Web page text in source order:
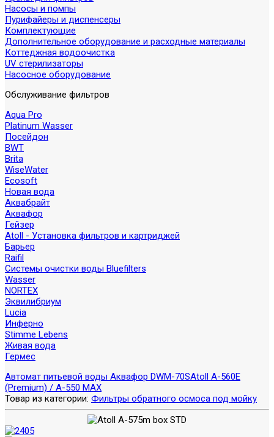
Насосы и помпы
Пурифайеры и диспенсеры
Комплектующие
Дополнительное оборудование и расходные материалы
Коттеджная водоочистка
UV стерилизаторы
Насосное оборудование
Обслуживание фильтров
Aqua Pro
Platinum Wasser
Посейдон
BWT
Brita
WiseWater
Ecosoft
Новая вода
Аквабрайт
Аквафор
Гейзер
Atoll - Установка фильтров и картриджей
Барьер
Raifil
Системы очистки воды Bluefilters
Wasser
NORTEX
Эквилибриум
Lucia
Инферно
Stimme Lebens
Живая вода
Гермес
Автомат питьевой воды Аквафор DWM-70SAtoll A-560E
(Premium) / A-550 MAX
Товар из категории: Фильтры обратного осмоса под мойку